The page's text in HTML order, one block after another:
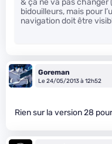
& ça ne va pas changer
bidouilleurs, mais pour
navigation doit être
Goreman
Le 24/05/2013 à 12h52
Rien sur la version 28